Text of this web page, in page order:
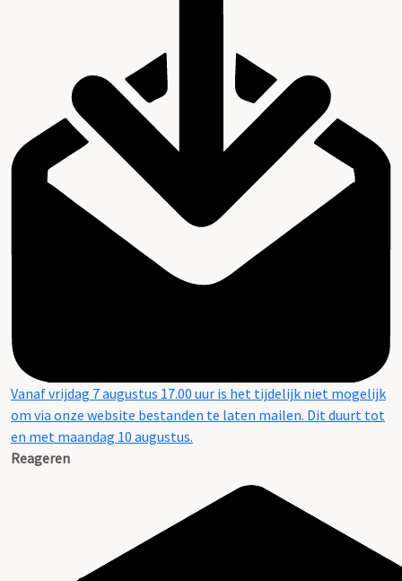
Vanaf vrijdag 7 augustus 17.00 uur is het tijdelijk niet mogelijk
om via onze website bestanden te laten mailen. Dit duurt tot
en met maandag 10 augustus.
Reageren